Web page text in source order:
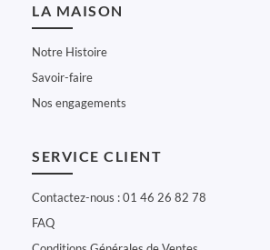
LA MAISON
Notre Histoire
Savoir-faire
Nos engagements
SERVICE CLIENT
Contactez-nous : 01 46 26 82 78
FAQ